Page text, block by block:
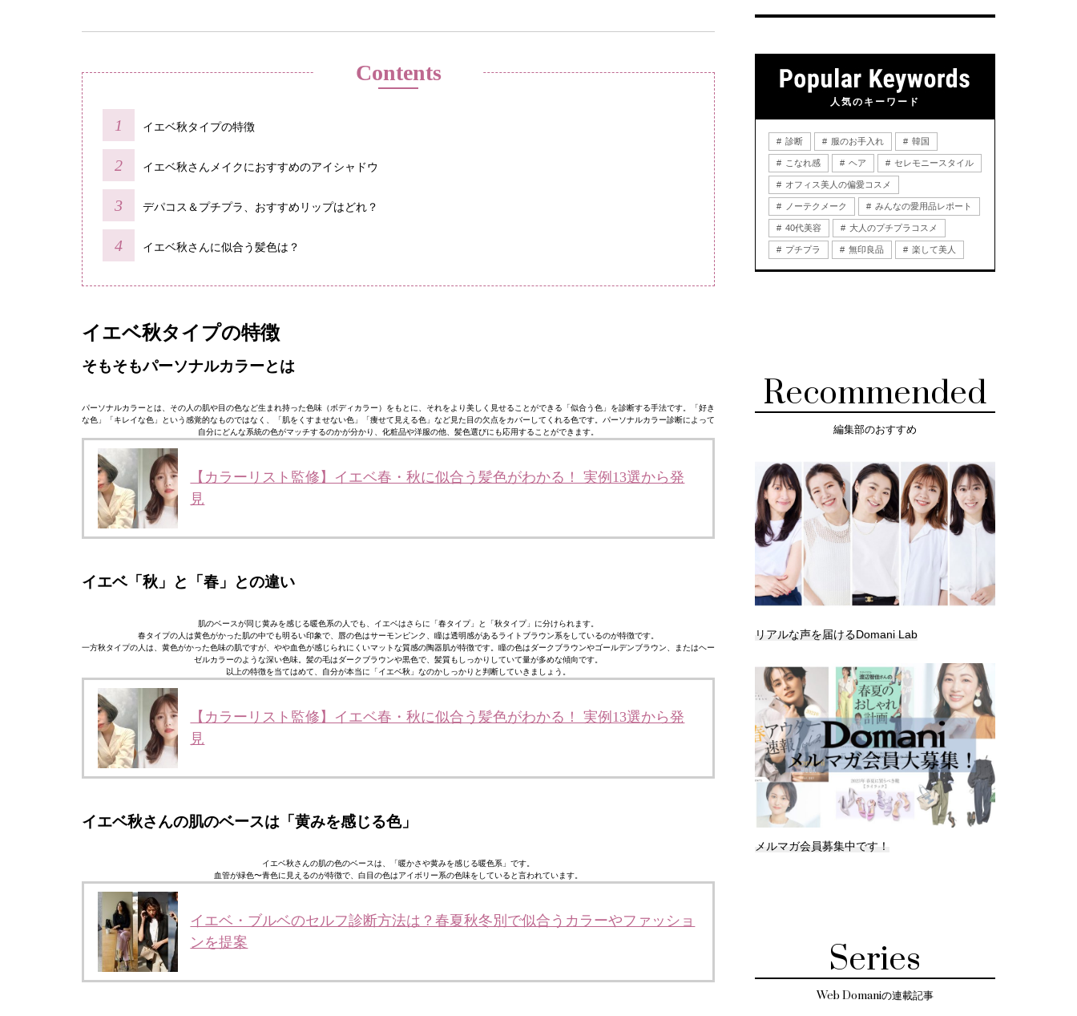
Contents
イエベ秋タイプの特徴
イエベ秋さんメイクにおすすめのアイシャドウ
デパコス＆プチプラ、おすすめリップはどれ？
イエベ秋さんに似合う髪色は？
イエベ秋タイプの特徴
そもそもパーソナルカラーとは
パーソナルカラーとは、その人の肌や目の色など生まれ持った色味（ボディカラー）をもとに、それをより美しく見せることができる「似合う色」を診断する手法です。「好き
な色」「キレイな色」という感覚的なものではなく、「肌をくすませない色」「痩せて見える色」など見た目の欠点をカバーしてくれる色です。パーソナルカラー診断によって
自分にどんな系統の色がマッチするのかが分かり、化粧品や洋服の他、髪色選びにも応用することができます。
【カラーリスト監修】イエベ春・秋に似合う髪色がわかる！ 実例13選から発
見
イエベ「秋」と「春」との違い
肌のベースが同じ黄みを感じる暖色系の人でも、イエベはさらに「春タイプ」と「秋タイプ」に分けられます。
春タイプの人は黄色がかった肌の中でも明るい印象で、唇の色はサーモンピンク、瞳は透明感があるライトブラウン系をしているのが特徴です。
一方秋タイプの人は、黄色がかった色味の肌ですが、やや血色が感じられにくいマットな質感の陶器肌が特徴です。瞳の色はダークブラウンやゴールデンブラウン、またはヘー
ゼルカラーのような深い色味。髪の毛はダークブラウンや黒色で、髪質もしっかりしていて量が多めな傾向です。
以上の特徴を当てはめて、自分が本当に「イエベ秋」なのかしっかりと判断していきましょう。
【カラーリスト監修】イエベ春・秋に似合う髪色がわかる！ 実例13選から発
見
イエベ秋さんの肌のベースは「黄みを感じる色」
イエベ秋さんの肌の色のベースは、「暖かさや黄みを感じる暖色系」です。
血管が緑色〜青色に見えるのが特徴で、白目の色はアイボリー系の色味をしていると言われています。
イエベ・ブルベのセルフ診断方法は？春夏秋冬別で似合うカラーやファッショ
ンを提案
人気のキーワード
診断 服のお手入れ 韓国
こなれ感 ヘア セレモニースタイル
オフィス美人の偏愛コスメ
ノーテクメーク みんなの愛用品レポート
40代美容 大人のプチプラコスメ
プチプラ 無印良品 楽して美人
Recommended
編集部のおすすめ
リアルな声を届けるDomani Lab
メルマガ会員募集中です！
Series
Web Domaniの連載記事